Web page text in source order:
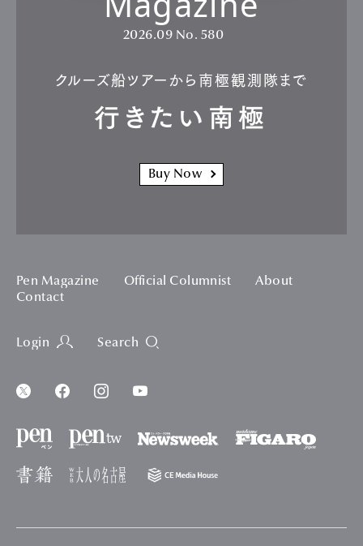
2026.09 No. 580
クルーズ船ツアーから南極観測隊まで
行きたい南極
Buy Now
Pen Magazine Official Columnist
About
Contact
Login Search